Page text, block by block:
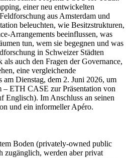
einer neu entwickelten
aus Amsterdam und
beleuchten, wie Besitzstrukturen,
Arrangements beeinflussen, was
tun, wem sie begegnen und was
in Schweizer Städten
auch den Fragen der Governance,
eine vergleichende
am Dienstag, dem 2. Juni 2026, um
ETH CASE zur Präsentation von
Englisch). Im Anschluss an seinen
und ein informeller Apéro.
Boden (privately-owned public
zugänglich, werden aber privat